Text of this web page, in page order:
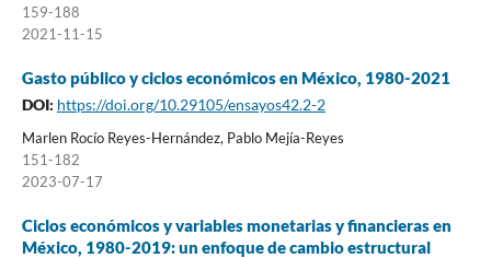
159-188
2021-11-15
Gasto público y ciclos económicos en México, 1980-2021
DOI: https://doi.org/10.29105/ensayos42.2-2
Marlen Rocío Reyes-Hernández, Pablo Mejía-Reyes
151-182
2023-07-17
Ciclos económicos y variables monetarias y financieras en
México, 1980-2019: un enfoque de cambio estructural